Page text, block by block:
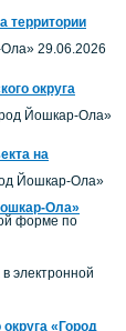
территории
Ола» 29.06.2026
округа
Йошкар-Ола»
на
Йошкар-Ола»
Ола»
форме по
электронной
«Город